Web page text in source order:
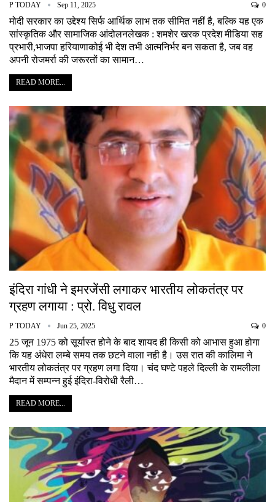
P TODAY Sep 11, 2025 0
मोदी सरकार का उद्देश्य सिर्फ आर्थिक लाभ तक सीमित नहीं है, बल्कि यह एक
सांस्कृतिक और सामाजिक आंदोलनलेखक : शमशेर खरक प्रदेश मीडिया सह
प्रभारी,भाजपा हरियाणाकोई भी देश तभी आत्मनिर्भर बन सकता है, जब वह
अपनी रोजमर्रा की जरूरतों का सामान…
READ MORE...
इंदिरा गांधी ने इमरजेंसी लगाकर भारतीय लोकतंत्र पर
ग्रहण लगाया : प्रो. विधु रावल
P TODAY Jun 25, 2025 0
25 जून 1975 को सूर्यास्त होने के बाद शायद ही किसी को आभास हुआ होगा
कि यह अंधेरा लम्बे समय तक छटने वाला नही है। उस रात की कालिमा ने
भारतीय लोकतंत्र पर ग्रहण लगा दिया। चंद घण्टे पहले दिल्ली के रामलीला
मैदान में सम्पन्न हुई इंदिरा-विरोधी रैली…
READ MORE...